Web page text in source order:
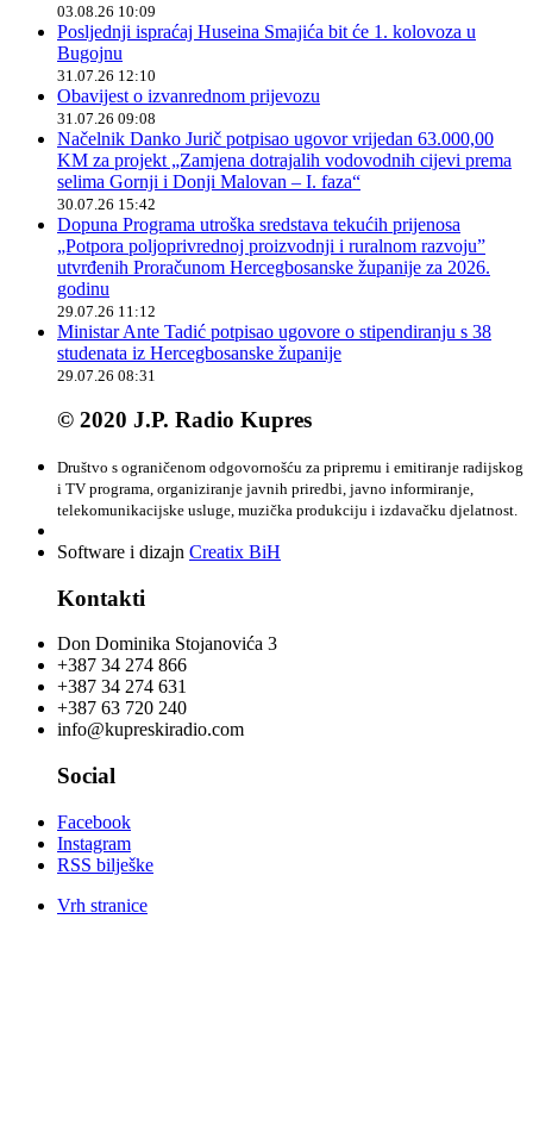
03.08.26 10:09
Posljednji ispraćaj Huseina Smajića bit će 1. kolovoza u
Bugojnu
31.07.26 12:10
Obavijest o izvanrednom prijevozu
31.07.26 09:08
Načelnik Danko Jurič potpisao ugovor vrijedan 63.000,00
KM za projekt „Zamjena dotrajalih vodovodnih cijevi prema
selima Gornji i Donji Malovan – I. faza“
30.07.26 15:42
Dopuna Programa utroška sredstava tekućih prijenosa
„Potpora poljoprivrednoj proizvodnji i ruralnom razvoju”
utvrđenih Proračunom Hercegbosanske županije za 2026.
godinu
29.07.26 11:12
Ministar Ante Tadić potpisao ugovore o stipendiranju s 38
studenata iz Hercegbosanske županije
29.07.26 08:31
© 2020 J.P. Radio Kupres
Društvo s ograničenom odgovornošću za pripremu i emitiranje radijskog
i TV programa, organiziranje javnih priredbi, javno informiranje,
telekomunikacijske usluge, muzička produkciju i izdavačku djelatnost.
Software i dizajn Creatix BiH
Kontakti
Don Dominika Stojanovića 3
+387 34 274 866
+387 34 274 631
+387 63 720 240
info@kupreskiradio.com
Social
Facebook
Instagram
RSS bilješke
Vrh stranice